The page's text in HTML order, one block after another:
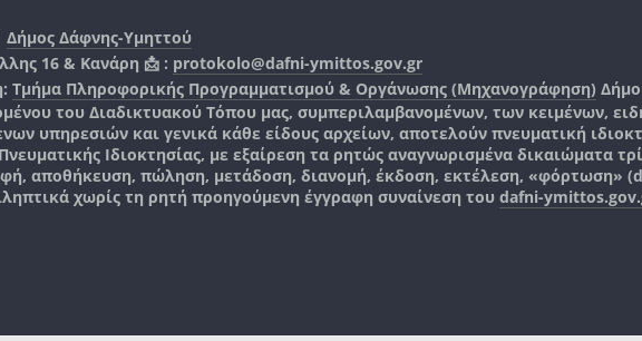
Δήμος Δάφνης-Υμηττού
16 & Κανάρη 📩 : protokolo@dafni-ymittos.gov.gr
Τμήμα Πληροφορικής Προγραμματισμού & Οργάνωσης (Μηχανογράφηση)
του Διαδικτυακού Τόπου μας, συμπεριλαμβανομένων, των κειμένων,
υπηρεσιών και γενικά κάθε είδους αρχείων, αποτελούν πνευματική
Πνευματικής Ιδιοκτησίας, με εξαίρεση τα ρητώς αναγνωρισμένα δικαιώματα
αποθήκευση, πώληση, μετάδοση, διανομή, έκδοση, εκτέλεση, «φόρτωση»
χωρίς τη ρητή προηγούμενη έγγραφη συναίνεση του dafni-